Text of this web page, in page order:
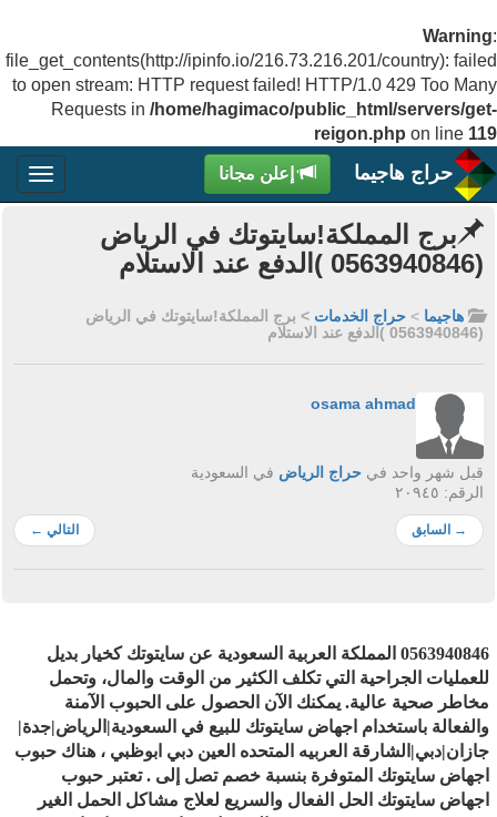
Warning:
file_get_contents(http://ipinfo.io/216.73.216.201/country): failed
to open stream: HTTP request failed! HTTP/1.0 429 Too Many
Requests in /home/hagimaco/public_html/servers/get-
reigon.php on line 119
حراج هاجيما إعلن مجانا
برج المملكة!سايتوتك في الرياض
(0563940846 )الدفع عند الاستلام
هاجيما > حراج الخدمات > برج المملكة!سايتوتك في الرياض
(0563940846 )الدفع عند الاستلام
osama ahmad
قبل شهر واحد في حراج الرياض في السعودية
الرقم: ٢٠٩٤٥
→ السابق التالي ←
0563940846 المملكة العربية السعودية عن سايتوتك كخيار بديل
للعمليات الجراحية التي تكلف الكثير من الوقت والمال، وتحمل
مخاطر صحية عالية. يمكنك الآن الحصول على الحبوب الآمنة
والفعالة باستخدام اجهاض سايتوتك للبيع في السعودية|الرياض|جدة|
جازان|دبي|الشارقة العربيه المتحده العين دبي ابوظبي ، هناك حبوب
اجهاض سايتوتك المتوفرة بنسبة خصم تصل إلى . تعتبر حبوب
اجهاض سايتوتك الحل الفعال والسريع لعلاج مشاكل الحمل الغير